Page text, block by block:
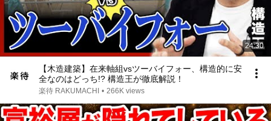
24:30
【木造建築】在来軸組vsツーバイフォー、構造的に安
全なのはどっち!? 構造王が徹底解説！
楽待 RAKUMACHI • 266K views